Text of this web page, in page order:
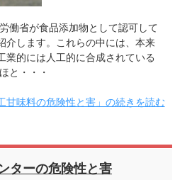
働省が食品添加物として認可して
介します。これらの中には、本来
業的には人工的に合成されている
と・・・
甘味料の危険性と害」の続きを読む
ターの危険性と害